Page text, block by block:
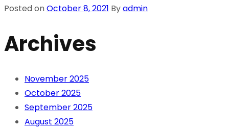
Posted onOctober 8, 2021 Byadmin
Archives
November 2025
October 2025
September 2025
August 2025